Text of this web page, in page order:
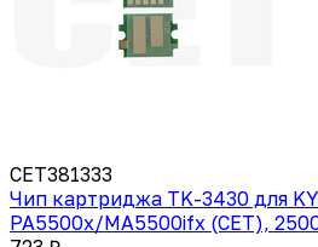
CET381333
Чип картриджа TK-3430 для
PA5500x/MA5500ifx (CET),